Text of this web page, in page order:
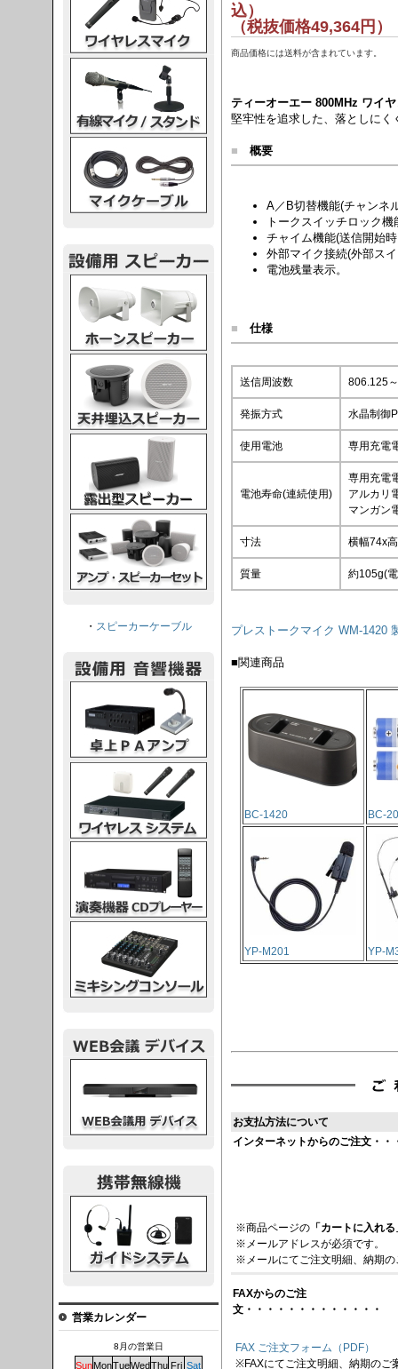
込）
（税抜価格49,364円）
商品価格には送料が含まれています。
ティーオーエー 800MHz ワイ
堅牢性を追求した、落としにく
■ 概要
A／B切替機能(チャンネ
トークスイッチロック
チャイム機能(送信開始
外部マイク接続(外部ス
電池残量表示。
■ 仕様
送信周波数 806.125
発振方式 水晶制御
使用電池 専用充電
電池寿命(連続使用)
専用充電
アルカリ
マンガン
寸法 横幅74x
質量 約105g(
プレストークマイク WM-1420
■関連商品
BC-1420 BC-
YP-M201 YP-
お支払方法について
インターネットからのご注文・・
※商品ページの 「カートに入れる
※メールアドレスが必須です。
※メールにてご注文明細、納期
FAXからのご注
文・・・・・・・・・・・・・
FAX ご注文フォーム（PDF）
※FAXにてご注文明細、納期のご
・ スピーカーケーブル
営業カレンダー
8月の営業日
SunMonTueWedThu Fri Sat